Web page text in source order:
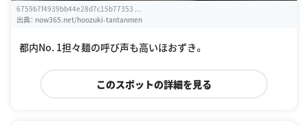
6759b7f4939bb44e28d7c15b77353 ...
出典： now365.net/hoozuki-tantanmen
都内No. 1担々麺の呼び声も高いほおずき。
このスポットの詳細を見る